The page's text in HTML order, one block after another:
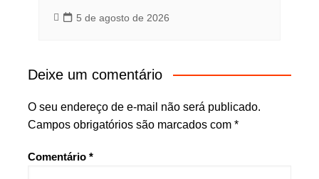
5 de agosto de 2026
Deixe um comentário
O seu endereço de e-mail não será publicado.
Campos obrigatórios são marcados com *
Comentário *